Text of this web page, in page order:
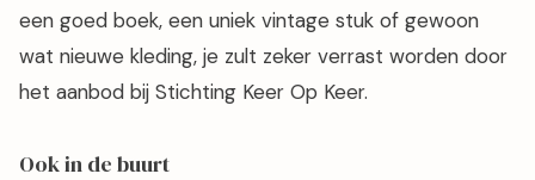
een goed boek, een uniek vintage stuk of gewoon
wat nieuwe kleding, je zult zeker verrast worden door
het aanbod bij Stichting Keer Op Keer.
Ook in de buurt